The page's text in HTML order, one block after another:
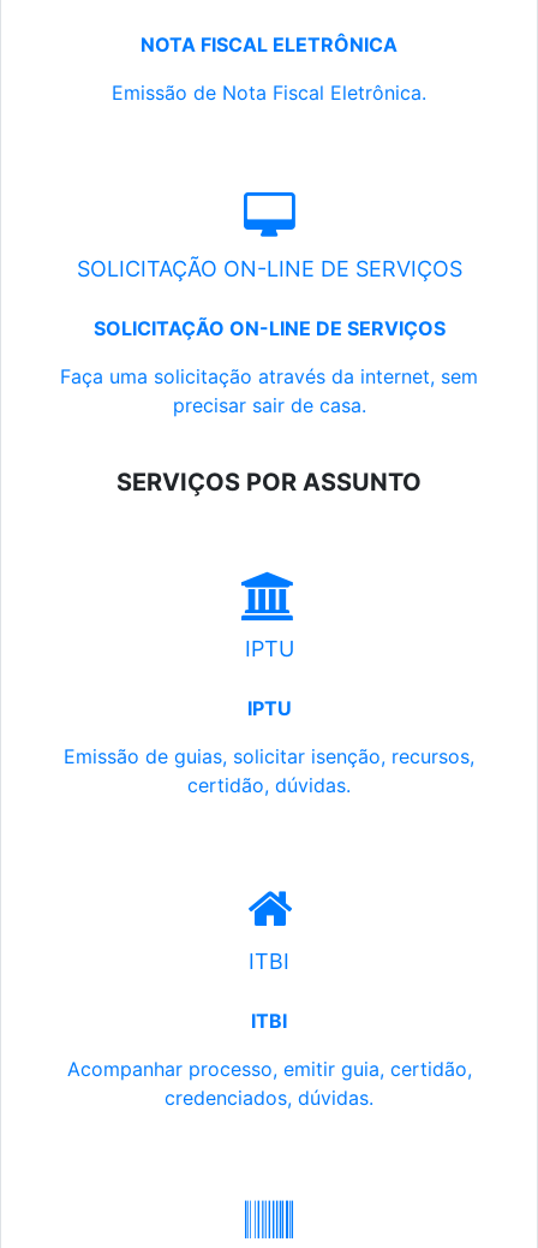
NOTA FISCAL ELETRÔNICA
Emissão de Nota Fiscal Eletrônica.
SOLICITAÇÃO ON-LINE DE SERVIÇOS
SOLICITAÇÃO ON-LINE DE SERVIÇOS
Faça uma solicitação através da internet, sem
precisar sair de casa.
SERVIÇOS POR ASSUNTO
IPTU
IPTU
Emissão de guias, solicitar isenção, recursos,
certidão, dúvidas.
ITBI
ITBI
Acompanhar processo, emitir guia, certidão,
credenciados, dúvidas.